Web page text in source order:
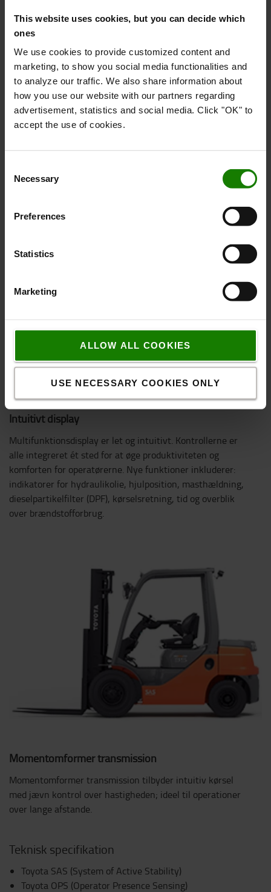
This website uses cookies, but you can decide which
ones
We use cookies to provide customized content and
marketing, to show you social media functionalities and
to analyze our traffic. We also share information about
how you use our website with our partners regarding
advertisement, statistics and social media. Click "OK" to
accept the use of cookies.
Selection
Necessary
Preferences
Statistics
Marketing
ALLOW ALL COOKIES
USE NECESSARY COOKIES ONLY
overblik over lasten og omgivelserne.
Intuitivt display
Multifunktionsdisplay er let og intuitivt. Kontrollerne er
alle integreret ét sted for at øge produktiviteten og
komforten for operatørerne. Nye funktioner inkluderer:
indikatorer for hydraulikolie, hjulposition, masthældning,
dieselpartikelfilter (DPF), kørselsretning, tid og overblik
over brændstofforbrug.
Momentomformer transmission
Momentomformer transmission tilbyder intuitiv kørsel
med jævn kontrol over hastigheden; ideel til operationer
over lange afstande.
Teknisk specifikation
Toyota SAS (System of Active Stability)
Toyota OPS (Operator Presence Sensing)